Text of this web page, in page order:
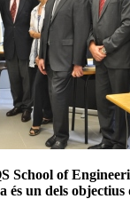
School of
és un dels objectius